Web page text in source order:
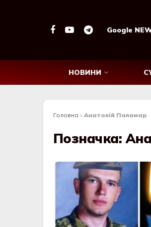
Google
НОВИНИ
Головна » Анатолій Паламар
Позначка: